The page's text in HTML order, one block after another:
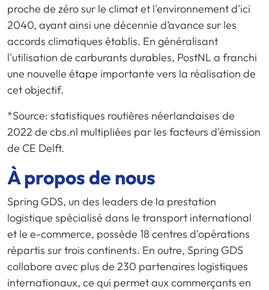
proche de zéro sur le climat et l'environnement d'ici
2040, ayant ainsi une décennie d’avance sur les
accords climatiques établis. En généralisant
l'utilisation de carburants durables, PostNL a franchi
une nouvelle étape importante vers la réalisation de
cet objectif.
*Source: statistiques routières néerlandaises de
2022 de cbs.nl multipliées par les facteurs d'émission
de CE Delft.
À propos de nous
Spring GDS, un des leaders de la prestation
logistique spécialisé dans le transport international
et le e-commerce, possède 18 centres d'opérations
répartis sur trois continents. En outre, Spring GDS
collabore avec plus de 230 partenaires logistiques
internationaux, ce qui permet aux commerçants en